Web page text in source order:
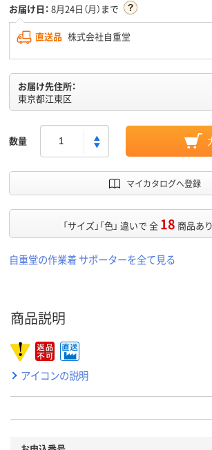
お届け日： 8月24日（月）まで
直送品 株式会社自重堂
お届け先住所：
東京都江東区
数量
マイカタログへ登録
「サイズ」「色」 違いで 全 18 商品あ
自重堂の作業着 サポーターを全て見る
商品説明
アイコンの説明